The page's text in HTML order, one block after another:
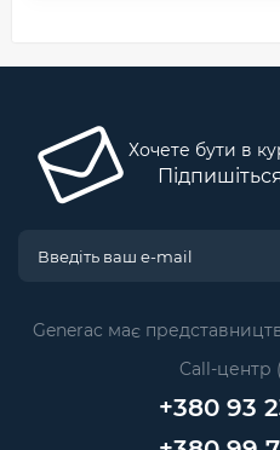
Хочете бути в
Generac має
Call-центр
+380 93